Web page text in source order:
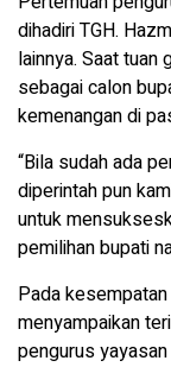
dihadiri TGH.
lainnya. Saat tuan
sebagai calon
kemenangan di
“Bila sudah ada
diperintah pun
untuk
pemilihan bupati
Pada
menyampaikan
pengurus